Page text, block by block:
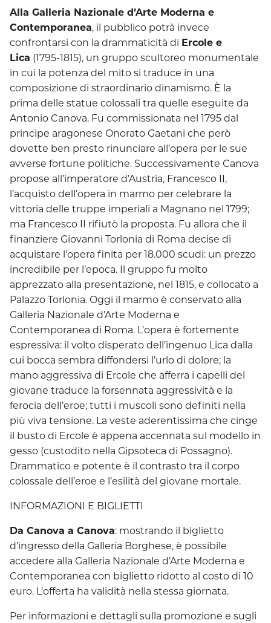
Alla Galleria Nazionale d’Arte Moderna e
Contemporanea, il pubblico potrà invece
confrontarsi con la drammaticità di Ercole e
Lica (1795-1815), un gruppo scultoreo monumentale
in cui la potenza del mito si traduce in una
composizione di straordinario dinamismo. È la
prima delle statue colossali tra quelle eseguite da
Antonio Canova. Fu commissionata nel 1795 dal
principe aragonese Onorato Gaetani che però
dovette ben presto rinunciare all’opera per le sue
avverse fortune politiche. Successivamente Canova
propose all’imperatore d’Austria, Francesco II,
l’acquisto dell’opera in marmo per celebrare la
vittoria delle truppe imperiali a Magnano nel 1799;
ma Francesco II rifiutò la proposta. Fu allora che il
finanziere Giovanni Torlonia di Roma decise di
acquistare l’opera finita per 18.000 scudi: un prezzo
incredibile per l’epoca. Il gruppo fu molto
apprezzato alla presentazione, nel 1815, e collocato a
Palazzo Torlonia. Oggi il marmo è conservato alla
Galleria Nazionale d’Arte Moderna e
Contemporanea di Roma. L’opera è fortemente
espressiva: il volto disperato dell’ingenuo Lica dalla
cui bocca sembra diffondersi l’urlo di dolore; la
mano aggressiva di Ercole che afferra i capelli del
giovane traduce la forsennata aggressività e la
ferocia dell’eroe; tutti i muscoli sono definiti nella
più viva tensione. La veste aderentissima che cinge
il busto di Ercole è appena accennata sul modello in
gesso (custodito nella Gipsoteca di Possagno).
Drammatico e potente è il contrasto tra il corpo
colossale dell’eroe e l’esilità del giovane mortale.
INFORMAZIONI E BIGLIETTI
Da Canova a Canova: mostrando il biglietto
d’ingresso della Galleria Borghese, è possibile
accedere alla Galleria Nazionale d’Arte Moderna e
Contemporanea con biglietto ridotto al costo di 10
euro. L’offerta ha validità nella stessa giornata.
Per informazioni e dettagli sulla promozione e sugli